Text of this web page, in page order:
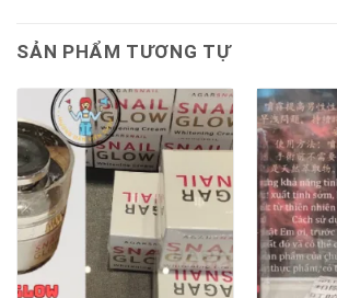
SẢN PHẨM TƯƠNG TỰ